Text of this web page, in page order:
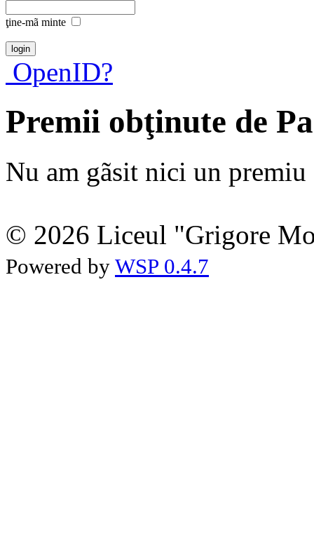
ţine-mã minte
OpenID?
Premii obţinute de
Nu am gãsit nici un premiu
© 2026 Liceul "Grigore
Powered by WSP 0.4.7